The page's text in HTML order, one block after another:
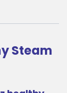
Steam